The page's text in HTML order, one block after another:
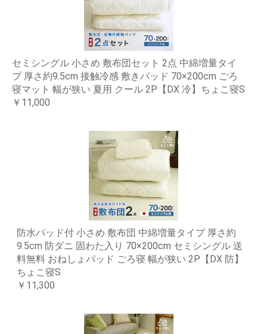
セミシングル 小さめ 敷布団セット 2点 中綿増量タイ
プ 厚さ約9.5cm 接触冷感 敷きパッド 70×200cm ごろ
寝マット 幅が狭い 夏用 クール 2P【DX 冷】ちょこ寝S
￥11,000
防水パッド付 小さめ 敷布団 中綿増量タイプ 厚さ約
9.5cm 防ダニ 固わた入り 70×200cm セミシングル 送
料無料 おねしょパッド ごろ寝 幅が狭い 2P【DX 防】
ちょこ寝S
￥11,300